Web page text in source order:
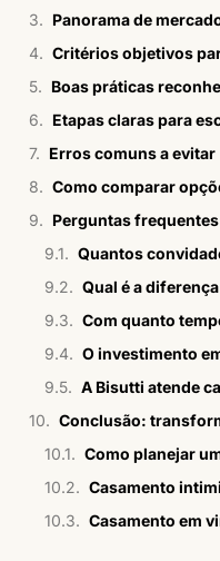
Critérios objetivos
Boas práticas
Etapas claras para
Erros comuns a evitar
Como comparar
Perguntas frequentes
A Bisutti atende